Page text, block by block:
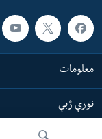
معلومات
نورې ژبې